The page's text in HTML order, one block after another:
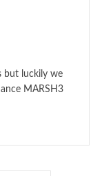
but luckily we
MARSH3